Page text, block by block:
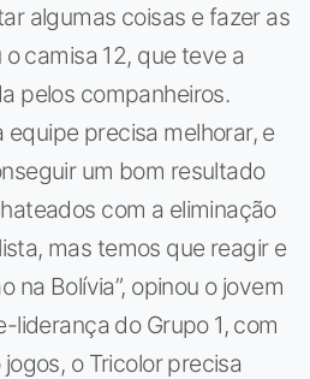
algumas coisas e fazer as
camisa 12, que teve a
pelos companheiros.
equipe precisa melhorar, e
um bom resultado
com a eliminação
mas temos que reagir e
na Bolívia”, opinou o jovem
liderança do Grupo 1, com
o Tricolor precisa